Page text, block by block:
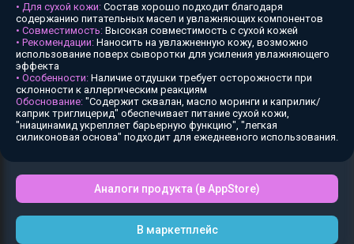
• Для сухой кожи: Состав хорошо подходит благодаря
содержанию питательных масел и увлажняющих компонентов
• Совместимость: Высокая совместимость с сухой кожей
• Рекомендации: Наносить на увлажненную кожу, возможно
использование поверх сыворотки для усиления увлажняющего
эффекта
• Особенности: Наличие отдушки требует осторожности при
склонности к аллергическим реакциям
Обоснование: "Содержит сквалан, масло моринги и каприлик/
каприк триглицерид" обеспечивает питание сухой кожи,
"ниацинамид укрепляет барьерную функцию", "легкая
силиконовая основа" подходит для ежедневного использования.
Аналоги продукта (в AppStore)
В маркетплейс